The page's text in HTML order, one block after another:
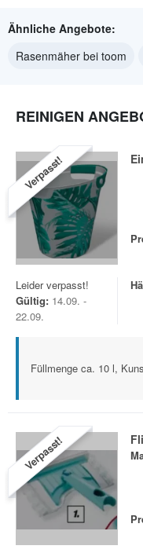
Ähnliche Angebote:
Rasenmäher bei toom
REINIGEN
Verpasst!
Leider verpasst!
Gültig: 14.09. -
22.09.
Füllmenge ca. 10 l,
Verpasst!